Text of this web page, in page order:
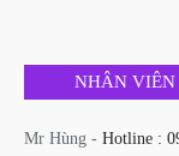
NHÂN VIÊN
Mr Hùng - Hotline :